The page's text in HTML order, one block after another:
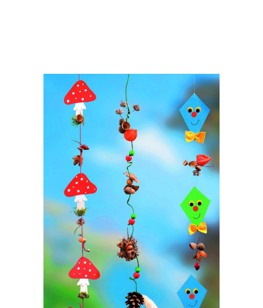
вкуса
Осенний атмосфера Осенние темы